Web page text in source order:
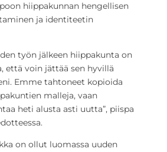
hiippakunnan hengellisen
ja identiteetin
työn jälkeen hiippakunta on
että voin jättää sen hyvillä
Emme tahtoneet kopioida
malleja, vaan
heti alusta asti uutta”, piispa
on ollut luomassa uuden